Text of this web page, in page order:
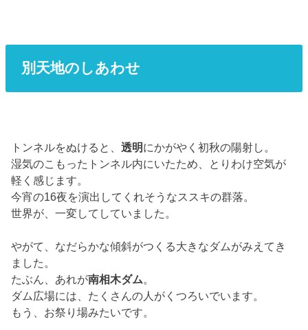
別天地のしあわせ
トンネルをぬけると、透明にかがやく初秋の陽射し。
湿気のこもったトンネル内にいたため、とりわけ空気が
軽く感じます。
今宵の16夜を演出してくれそうなススキの群落。
世界が、一変してしていました。
やがて、なだらかな傾斜がつくる大きなダムがみえてき
ました。
たぶん、あれが南相木ダム。
ダム広場には、たくさんの人がくつろいでいます。
もう、お祭り場みたいです。